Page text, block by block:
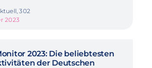
302
2023
2023: Die beliebtesten
der Deutschen